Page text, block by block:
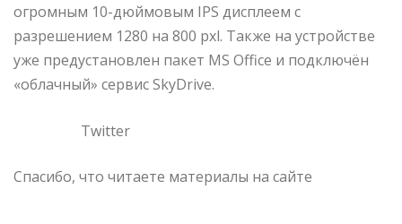
огромным 10-дюймовым IPS дисплеем с
разрешением 1280 на 800 pxl. Также на устройстве
уже предустановлен пакет MS Office и подключён
«облачный» сервис SkyDrive.
Twitter
Спасибо, что читаете материалы на сайте